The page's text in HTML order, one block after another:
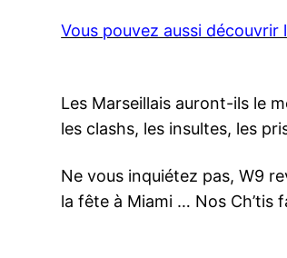
Vous pouvez aussi découvrir
Les Marseillais auront-ils le
les clashs, les insultes, les
Ne vous inquiétez pas, W9
la fête à Miami … Nos Ch’tis